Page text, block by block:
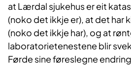
at Lærdal sjukehus er eit
(noko det ikkje er), at det har
(noko det ikkje har), og at
laboratorietenestene blir
Førde sine føreslegne